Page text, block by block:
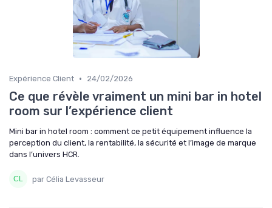
Expérience Client • 24/02/2026
Ce que révèle vraiment un mini bar in hotel
room sur l’expérience client
Mini bar in hotel room : comment ce petit équipement influence la
perception du client, la rentabilité, la sécurité et l’image de marque
dans l’univers HCR.
par Célia Levasseur